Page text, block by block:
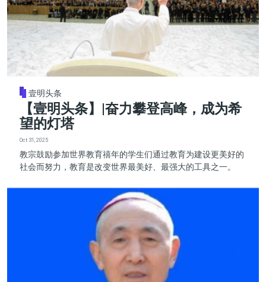
壹明头条
【壹明头条】|奋力攀登高峰，成为希
望的灯塔
Oct 31, 2025
教宗鼓励参加世界教育禧年的学生们通过教育为建设更美好的
社会而努力，教育是改变世界最美好、最强大的工具之一。